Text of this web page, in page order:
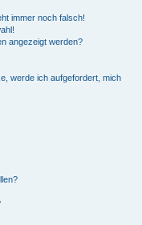
immer noch falsch!
angezeigt werden?
werde ich aufgefordert, mich